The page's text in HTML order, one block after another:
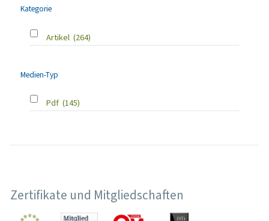
Kategorie
Artikel (264)
Medien-Typ
Pdf (145)
Zertifikate und Mitgliedschaften